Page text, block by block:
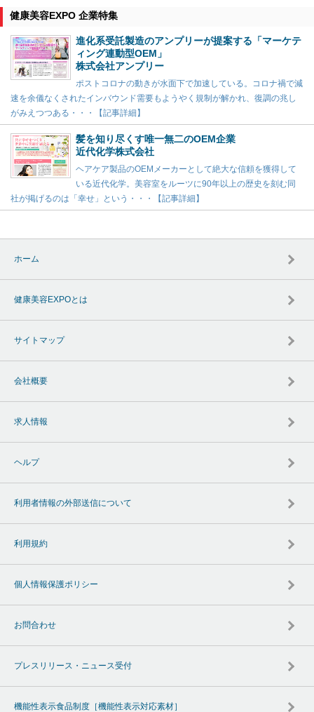
健康美容EXPO 企業特集
進化系受託製造のアンプリーが提案する「マーケテ
ィング連動型OEM」
株式会社アンプリー
ポストコロナの動きが水面下で加速している。コロナ禍で減
速を余儀なくされたインバウンド需要もようやく規制が解かれ、復調の兆し
がみえつつある・・・【記事詳細】
髪を知り尽くす唯一無二のOEM企業
近代化学株式会社
ヘアケア製品のOEMメーカーとして絶大な信頼を獲得して
いる近代化学。美容室をルーツに90年以上の歴史を刻む同
社が掲げるのは「幸せ」という・・・【記事詳細】
ホーム
健康美容EXPOとは
サイトマップ
会社概要
求人情報
ヘルプ
利用者情報の外部送信について
利用規約
個人情報保護ポリシー
お問合わせ
プレスリリース・ニュース受付
機能性表示食品制度［機能性表示対応素材］